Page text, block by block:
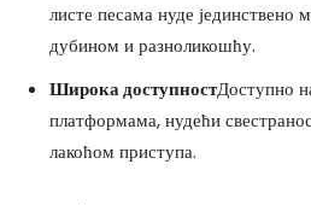
листе песама нуде јединствено
дубином и разноликошћу.
Широка доступностДоступно
платформама, нудећи
лакоћом приступа.